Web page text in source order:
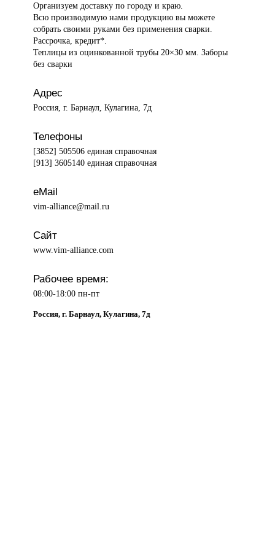
Организуем доставку по городу и краю.
Всю производимую нами продукцию вы можете
собрать своими руками без применения сварки.
Рассрочка, кредит*.
Теплицы из оцинкованной трубы 20×30 мм. Заборы
без сварки
Адрес
Россия, г. Барнаул, Кулагина, 7д
Телефоны
[3852] 505506 единая справочная
[913] 3605140 единая справочная
eMail
vim-alliance@mail.ru
Сайт
www.vim-alliance.com
Рабочее время:
08:00-18:00 пн-пт
Россия, г. Барнаул, Кулагина, 7д